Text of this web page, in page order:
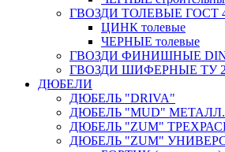
ГВОЗДИ ТОЛЕВЫЕ ГОСТ
ЦИНК толевые
ЧЕРНЫЕ толевые
ГВОЗДИ ФИНИШНЫЕ DIN
ГВОЗДИ ШИФЕРНЫЕ ТУ
ДЮБЕЛИ
ДЮБЕЛЬ "DRIVA"
ДЮБЕЛЬ "MUD" МЕТАЛЛ.
ДЮБЕЛЬ "ZUM"
ДЮБЕЛЬ "ZUM"